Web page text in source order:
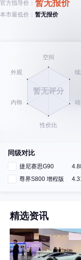
官方指导价： 暂无报价
本市最低价： 暂无报价
同级对比
捷尼赛思G90
尊界S800 增程版
精选资讯